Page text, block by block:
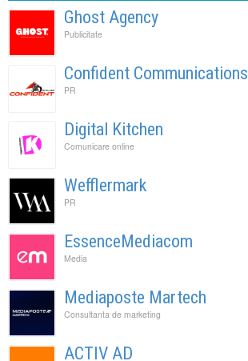
Ghost Agency
Publicitate
Confident Communications
PR
Digital Kitchen
Comunicare online
Wefflermark
PR
EssenceMediacom
Media
Mediaposte Martech
Consultanta de marketing
ACTIV AD